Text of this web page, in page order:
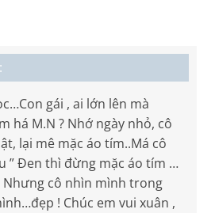
gái , ai lớn lên mà
há M.N ? Nhớ ngày nhỏ, cô
lại mê mặc áo tím..Má cô
” Đen thì đừng mặc áo tím …
Nhưng cô nhìn mình trong
! Chúc em vui xuân ,